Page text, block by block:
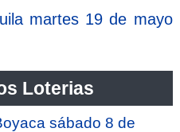
martes 19 de mayo
Loterias
sábado 8 de